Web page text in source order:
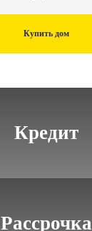
Купить дом
Кредит
Рассрочка